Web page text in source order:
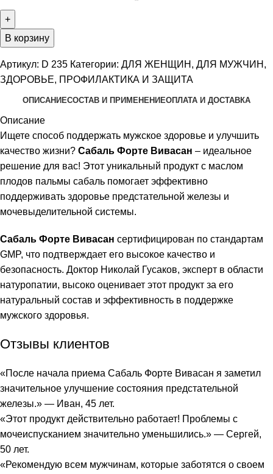
В корзину
Артикул: D 235 Категории: ДЛЯ ЖЕНЩИН , ДЛЯ МУЖЧИН ,
ЗДОРОВЬЕ, ПРОФИЛАКТИКА И ЗАЩИТА
ОПИСАНИЕСОСТАВ И ПРИМЕНЕНИЕОПЛАТА И ДОСТАВКА
Описание
Ищете способ поддержать мужское здоровье и улучшить
качество жизни? Сабаль Форте Вивасан – идеальное
решение для вас! Этот уникальный продукт с маслом
плодов пальмы сабаль помогает эффективно
поддерживать здоровье предстательной железы и
мочевыделительной системы.
Сабаль Форте Вивасан сертифицирован по стандартам
GMP, что подтверждает его высокое качество и
безопасность. Доктор Николай Гусаков, эксперт в области
натуропатии, высоко оценивает этот продукт за его
натуральный состав и эффективность в поддержке
мужского здоровья.
Отзывы клиентов
«После начала приема Сабаль Форте Вивасан я заметил
значительное улучшение состояния предстательной
железы.» — Иван, 45 лет.
«Этот продукт действительно работает! Проблемы с
мочеиспусканием значительно уменьшились.» — Сергей,
50 лет.
«Рекомендую всем мужчинам, которые заботятся о своем